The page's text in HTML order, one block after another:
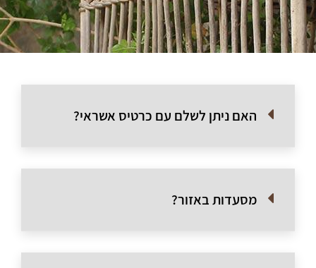
האם ניתן לשלם עם כרטיס אשראי?
מסעדות באזור?